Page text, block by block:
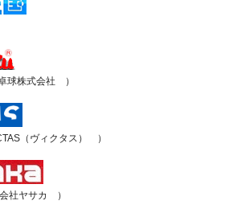
球株式会社 ）
（ヴィクタス） ）
社ヤサカ ）